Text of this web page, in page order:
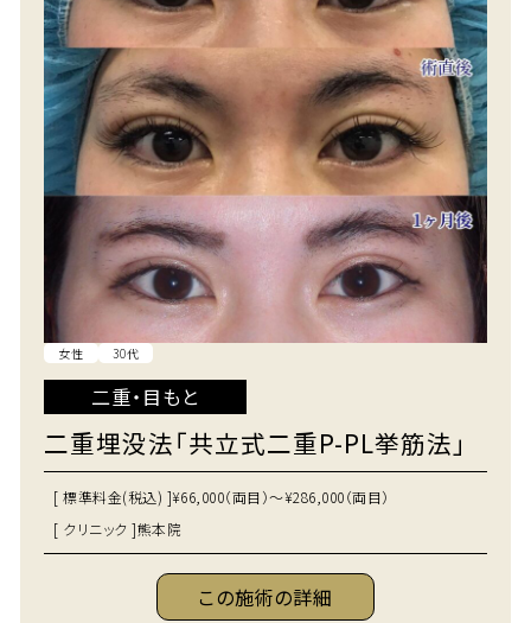
女性 30代
二重・目もと
二重埋没法「共立式二重P-PL挙筋法」
[ 標準料金(税込) ]¥66,000（両目）～¥286,000（両目）
[ クリニック ]熊本院
この施術の詳細